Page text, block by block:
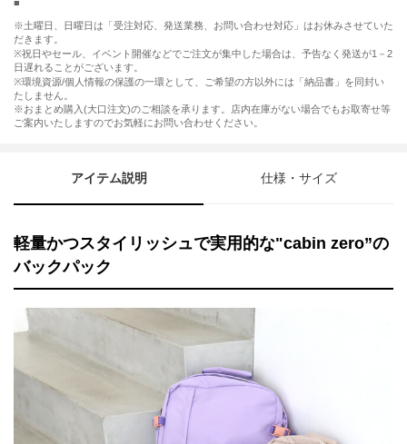
※土曜日、日曜日は「受注対応、発送業務、お問い合わせ対応」はお休みさせていた
だきます。
※祝日やセール、イベント開催などでご注文が集中した場合は、予告なく発送が1－2
日遅れることがございます。
※環境資源/個人情報の保護の一環として、ご希望の方以外には「納品書」を同封い
たしません。
※おまとめ購入(大口注文)のご相談を承ります。店内在庫がない場合でもお取寄せ等
ご案内いたしますのでお気軽にお問い合わせください。
アイテム説明 仕様・サイズ
軽量かつスタイリッシュで実用的な"cabin zero”の
バックパック